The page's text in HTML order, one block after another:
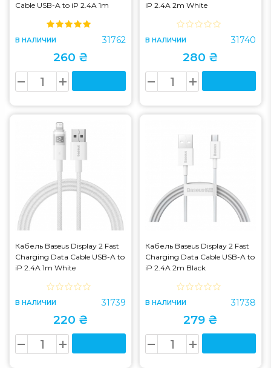
Cable USB-A to iP 2.4A 1m
В НАЛИЧИИ 31762
260 ₴
iP 2.4A 2m White
В НАЛИЧИИ 31740
280 ₴
Кабель Baseus Display 2 Fast
Charging Data Cable USB-A to
iP 2.4A 1m White
В НАЛИЧИИ 31739
220 ₴
Кабель Baseus Display 2 Fast
Charging Data Cable USB-A to
iP 2.4A 2m Black
В НАЛИЧИИ 31738
279 ₴